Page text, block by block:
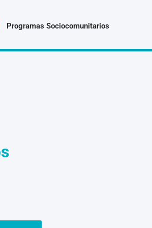
Programas Sociocomunitarios